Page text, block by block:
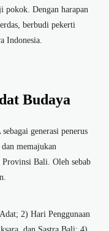
pokok. Dengan harapan
berbudi pekerti
Indonesia.
Budaya
generasi penerus
memajukan
Bali. Oleh sebab
2) Hari Penggunaan